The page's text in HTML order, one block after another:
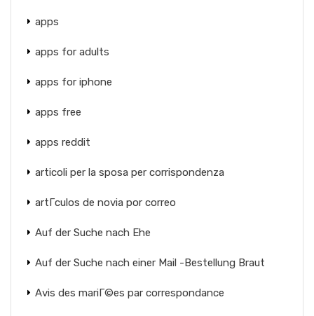
apps
apps for adults
apps for iphone
apps free
apps reddit
articoli per la sposa per corrispondenza
artГ­culos de novia por correo
Auf der Suche nach Ehe
Auf der Suche nach einer Mail -Bestellung Braut
Avis des mariГ©es par correspondance